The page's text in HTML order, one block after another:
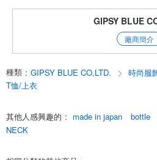
伸縮性強，回彈舒適，具有高品質天然材
它是一種功能性差異化薄紗，具有速乾*和
醇厚的鎖邊處理對皮膚溫和，減輕了穿著者
輕柔地包裹住頸部和臂部。
獨特的針織形狀帶來舒適的伸縮性，回彈貼
採用天然材料，用途廣泛，可滿足不同溫
是四季皆宜的標準內衣。
GIPSY BLUE
廠商簡介
種類 : GIPSY BLUE CO,LTD. 時尚服
T恤/上衣
其他人感興趣的 : made in japan bottle
NECK